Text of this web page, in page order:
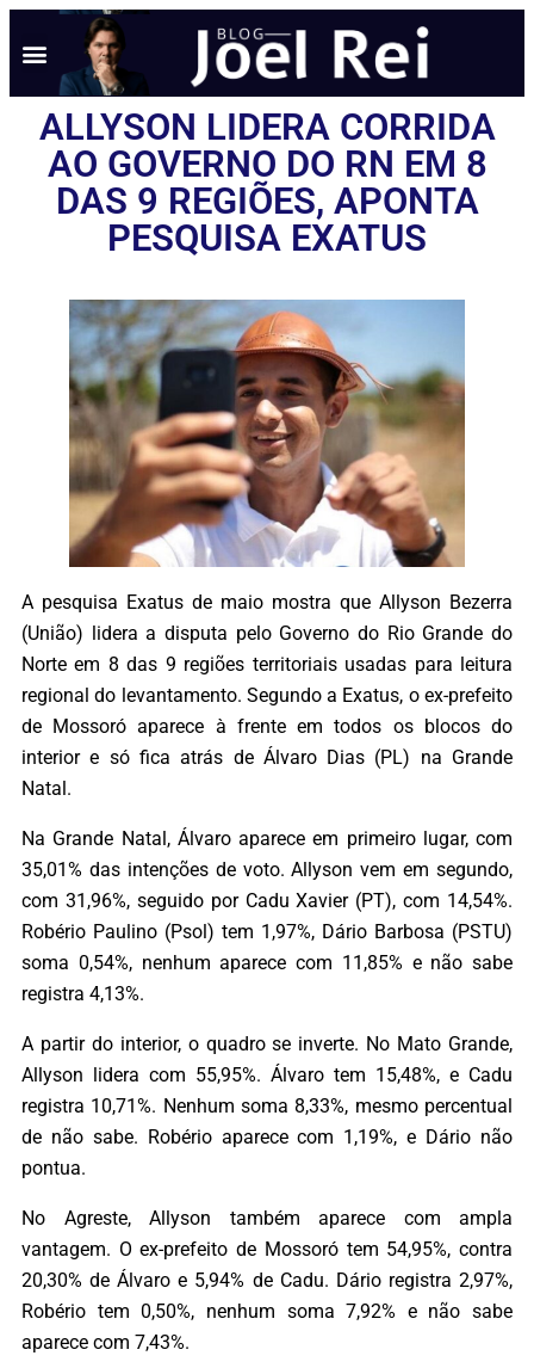
ALLYSON LIDERA CORRIDA
AO GOVERNO DO RN EM 8
DAS 9 REGIÕES, APONTA
PESQUISA EXATUS
A pesquisa Exatus de maio mostra que Allyson Bezerra
(União) lidera a disputa pelo Governo do Rio Grande do
Norte em 8 das 9 regiões territoriais usadas para leitura
regional do levantamento. Segundo a Exatus, o ex-prefeito
de Mossoró aparece à frente em todos os blocos do
interior e só fica atrás de Álvaro Dias (PL) na Grande
Natal.
Na Grande Natal, Álvaro aparece em primeiro lugar, com
35,01% das intenções de voto. Allyson vem em segundo,
com 31,96%, seguido por Cadu Xavier (PT), com 14,54%.
Robério Paulino (Psol) tem 1,97%, Dário Barbosa (PSTU)
soma 0,54%, nenhum aparece com 11,85% e não sabe
registra 4,13%.
A partir do interior, o quadro se inverte. No Mato Grande,
Allyson lidera com 55,95%. Álvaro tem 15,48%, e Cadu
registra 10,71%. Nenhum soma 8,33%, mesmo percentual
de não sabe. Robério aparece com 1,19%, e Dário não
pontua.
No Agreste, Allyson também aparece com ampla
vantagem. O ex-prefeito de Mossoró tem 54,95%, contra
20,30% de Álvaro e 5,94% de Cadu. Dário registra 2,97%,
Robério tem 0,50%, nenhum soma 7,92% e não sabe
aparece com 7,43%.